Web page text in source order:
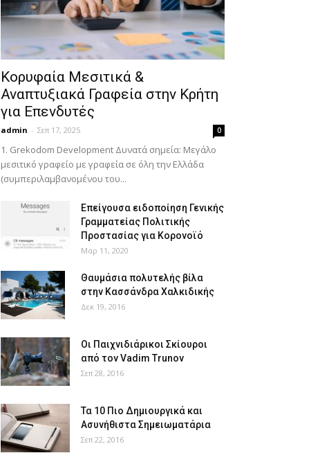
Κορυφαία Μεσιτικά &
Αναπτυξιακά Γραφεία στην Κρήτη
για Επενδυτές
admin - Σεπ 17, 2025 0
1. Grekodom Development Δυνατά σημεία: Μεγάλο
μεσιτικό γραφείο με γραφεία σε όλη την Ελλάδα
(συμπεριλαμβανομένου του...
Επείγουσα ειδοποίηση Γενικής
Γραμματείας Πολιτικής
Προστασίας για Κορονοϊό
Μαρ 11, 2020
Θαυμάσια πολυτελής βίλα
στην Κασσάνδρα Χαλκιδικής
Δεκ 19, 2016
Οι Παιχνιδιάρικοι Σκίουροι
από τον Vadim Trunov
Σεπ 28, 2016
Τα 10 Πιο Δημιουργικά και
Ασυνήθιστα Σημειωματάρια
Σεπ 22, 2016